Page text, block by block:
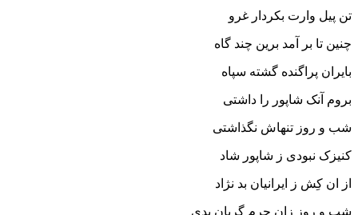
تن پیل وارت بکردار غرو
چنین تا بر آمد برین چند گاه
بایران پراگنده گشته سپاه‏
بروم آنک شاپور را داشتى
شب و روز تنهاش نگذاشتى‏
کنیزک نبودى ز شاپور شاد
از ان کِش ز ایرانیان بد نژاد
شب و روز زان چرم گریان بدى